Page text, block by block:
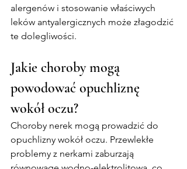
alergenów i stosowanie właściwych
leków antyalergicznych może złagodzić
te dolegliwości.
Jakie choroby mogą
powodować opuchliznę
wokół oczu?
Choroby nerek mogą prowadzić do
opuchlizny wokół oczu. Przewlekłe
problemy z nerkami zaburzają